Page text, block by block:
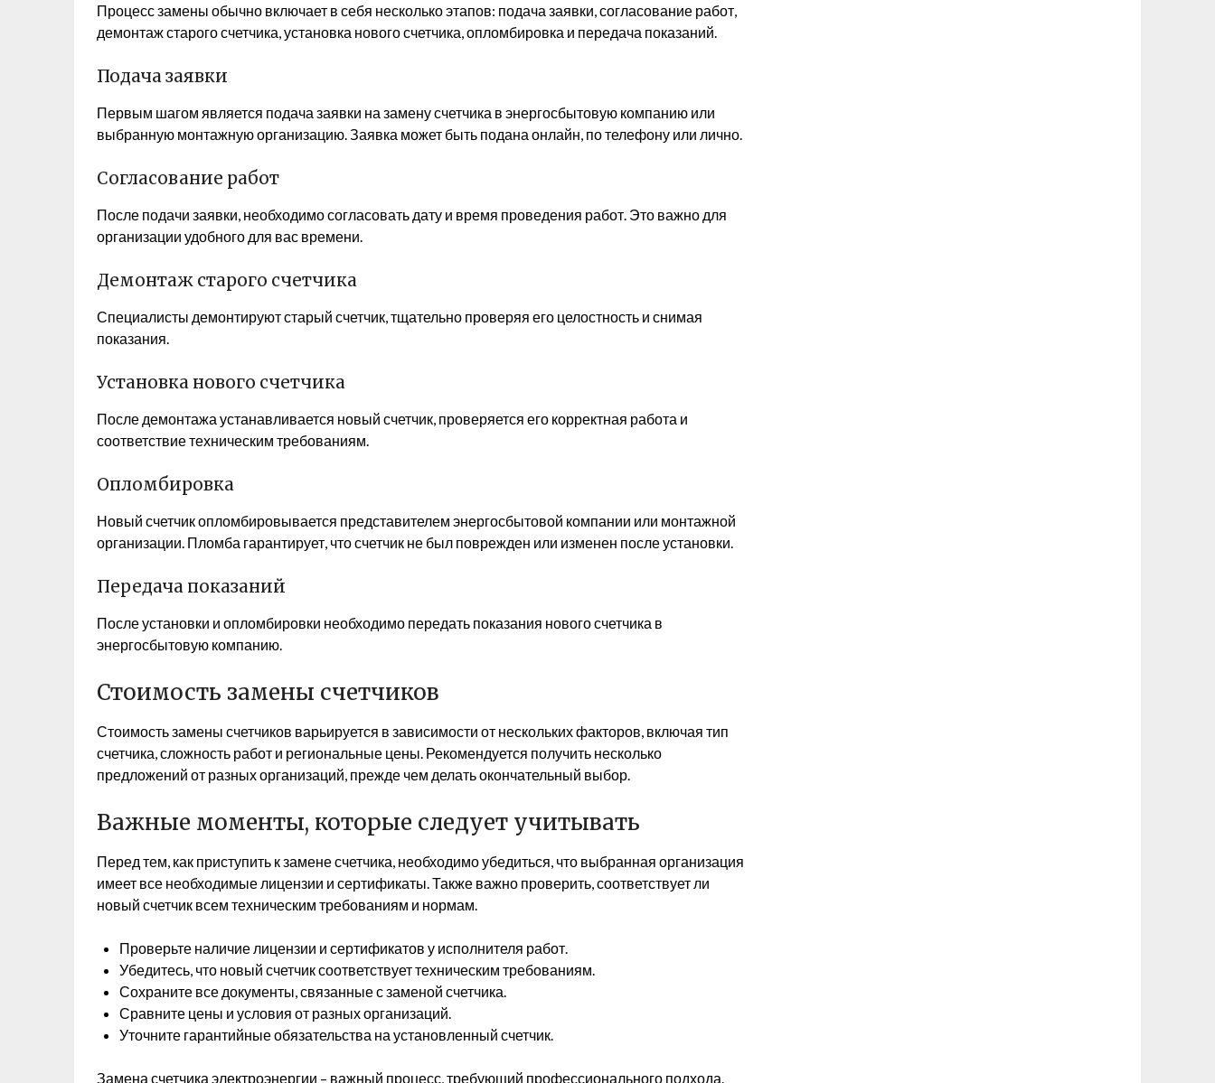
Процесс замены обычно включает в себя несколько этапов: подача заявки, согласование работ,
демонтаж старого счетчика, установка нового счетчика, опломбировка и передача показаний.
Подача заявки
Первым шагом является подача заявки на замену счетчика в энергосбытовую компанию или
выбранную монтажную организацию. Заявка может быть подана онлайн, по телефону или лично.
Согласование работ
После подачи заявки, необходимо согласовать дату и время проведения работ. Это важно для
организации удобного для вас времени.
Демонтаж старого счетчика
Специалисты демонтируют старый счетчик, тщательно проверяя его целостность и снимая
показания.
Установка нового счетчика
После демонтажа устанавливается новый счетчик, проверяется его корректная работа и
соответствие техническим требованиям.
Опломбировка
Новый счетчик опломбировывается представителем энергосбытовой компании или монтажной
организации. Пломба гарантирует, что счетчик не был поврежден или изменен после установки.
Передача показаний
После установки и опломбировки необходимо передать показания нового счетчика в
энергосбытовую компанию.
Стоимость замены счетчиков
Стоимость замены счетчиков варьируется в зависимости от нескольких факторов, включая тип
счетчика, сложность работ и региональные цены. Рекомендуется получить несколько
предложений от разных организаций, прежде чем делать окончательный выбор.
Важные моменты, которые следует учитывать
Перед тем, как приступить к замене счетчика, необходимо убедиться, что выбранная организация
имеет все необходимые лицензии и сертификаты. Также важно проверить, соответствует ли
новый счетчик всем техническим требованиям и нормам.
Проверьте наличие лицензии и сертификатов у исполнителя работ.
Убедитесь, что новый счетчик соответствует техническим требованиям.
Сохраните все документы, связанные с заменой счетчика.
Сравните цены и условия от разных организаций.
Уточните гарантийные обязательства на установленный счетчик.
Замена счетчика электроэнергии – важный процесс, требующий профессионального подхода.